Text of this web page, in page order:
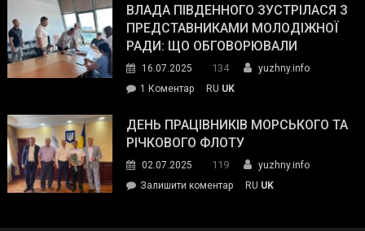
окупанти.
Маємо
діяти
команда
Південного
провів
інспекцію
укриття
ВЛАДА ПІВДЕННОГО ЗУСТРІЛАСЯ З
ПРЕДСТАВНИКАМИ МОЛОДІЖНОЇ
РАДИ: ЩО ОБГОВОРЮВАЛИ
16.07.2025 134
yuzhny.info
1 Коментардо
Південного
зустрілася
представниками
молодіжної
RU UK
ДЕНЬ ПРАЦІВНИКІВ МОРСЬКОГО ТА
РІЧКОВОГО ФЛОТУ
02.07.2025 119
yuzhny.info
Залишити коментарon
RU UK